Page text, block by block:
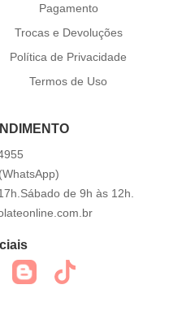
Pagamento
Trocas e Devoluções
Política de Privacidade
Termos de Uso
(WhatsApp)
de 9h às 12h.